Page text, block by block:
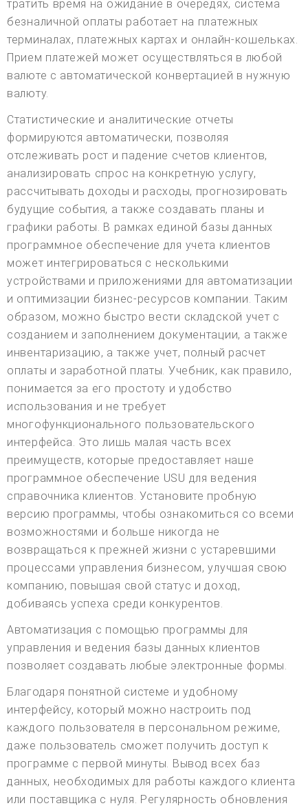
тратить время на ожидание в очередях, система
безналичной оплаты работает на платежных
терминалах, платежных картах и онлайн-кошельках.
Прием платежей может осуществляться в любой
валюте с автоматической конвертацией в нужную
валюту.
Статистические и аналитические отчеты
формируются автоматически, позволяя
отслеживать рост и падение счетов клиентов,
анализировать спрос на конкретную услугу,
рассчитывать доходы и расходы, прогнозировать
будущие события, а также создавать планы и
графики работы. В рамках единой базы данных
программное обеспечение для учета клиентов
может интегрироваться с несколькими
устройствами и приложениями для автоматизации
и оптимизации бизнес-ресурсов компании. Таким
образом, можно быстро вести складской учет с
созданием и заполнением документации, а также
инвентаризацию, а также учет, полный расчет
оплаты и заработной платы. Учебник, как правило,
понимается за его простоту и удобство
использования и не требует
многофункционального пользовательского
интерфейса. Это лишь малая часть всех
преимуществ, которые предоставляет наше
программное обеспечение USU для ведения
справочника клиентов. Установите пробную
версию программы, чтобы ознакомиться со всеми
возможностями и больше никогда не
возвращаться к прежней жизни с устаревшими
процессами управления бизнесом, улучшая свою
компанию, повышая свой статус и доход,
добиваясь успеха среди конкурентов.
Автоматизация с помощью программы для
управления и ведения базы данных клиентов
позволяет создавать любые электронные формы.
Благодаря понятной системе и удобному
интерфейсу, который можно настроить под
каждого пользователя в персональном режиме,
даже пользователь сможет получить доступ к
программе с первой минуты. Вывод всех баз
данных, необходимых для работы каждого клиента
или поставщика с нуля. Регулярность обновления